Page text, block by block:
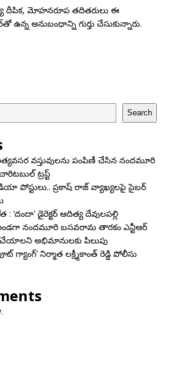
మోహనరూప తదితరులు ఈ
ఉన్న అనుబంధాన్ని గుర్తు చేసుకున్నారు.
Search
వస్తువులను పంపిణీ చేసిన నందమూరి
ట్రస్ట్
పోస్టులు.. ప్రకాష్ రాజ్ వ్యాఖ్యలపై సైబర్
డైరెక్ట‌ర్ ఆదిత్య దేవులపల్లి
నందమూరి బసవరామ తారకం ఎన్టీఆర్
చేయాలని అభిమానులకు పిలుపు
గ్యాంగ్’ నిర్మాత లక్ష్మీకాంత్ రెడ్డి పోలీసు